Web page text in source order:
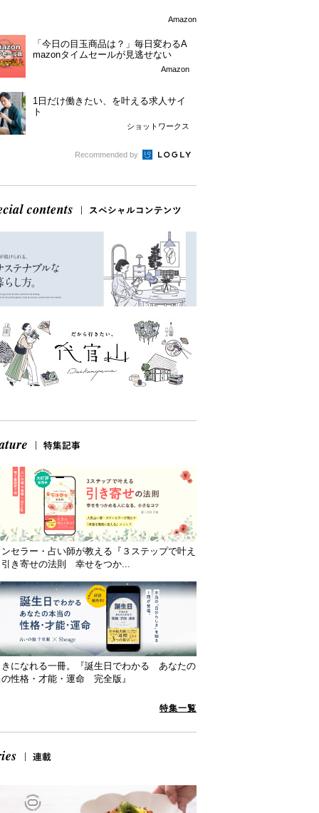
Amazon
「今日の目玉商品は？」毎日変わるA
mazonタイムセールが見逃せない
Amazon
1日だけ働きたい、を叶える求人サイ
ト
ショットワークス
Recommended by
セラー・占い師が教える『３ステップで叶え
き寄せの法則 幸せをつか...
きになれる一冊。『誕生日でわかる あなたの
性格・才能・運命 完全版』
特集一覧